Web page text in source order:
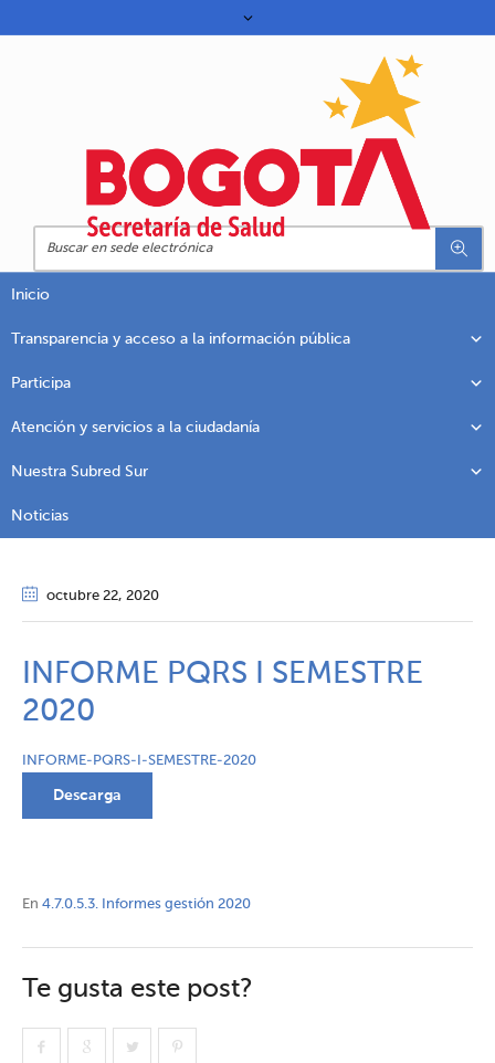
Inicio
Transparencia y acceso a la información pública
Participa
Atención y servicios a la ciudadanía
Nuestra Subred Sur
Noticias
octubre 22, 2020
INFORME PQRS I SEMESTRE
2020
INFORME-PQRS-I-SEMESTRE-2020
Descarga
En 4.7.0.5.3. Informes gestión 2020
Te gusta este post?